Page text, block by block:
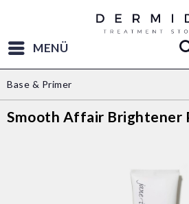
MENÜ
Base & Primer
Smooth Affair Brightener